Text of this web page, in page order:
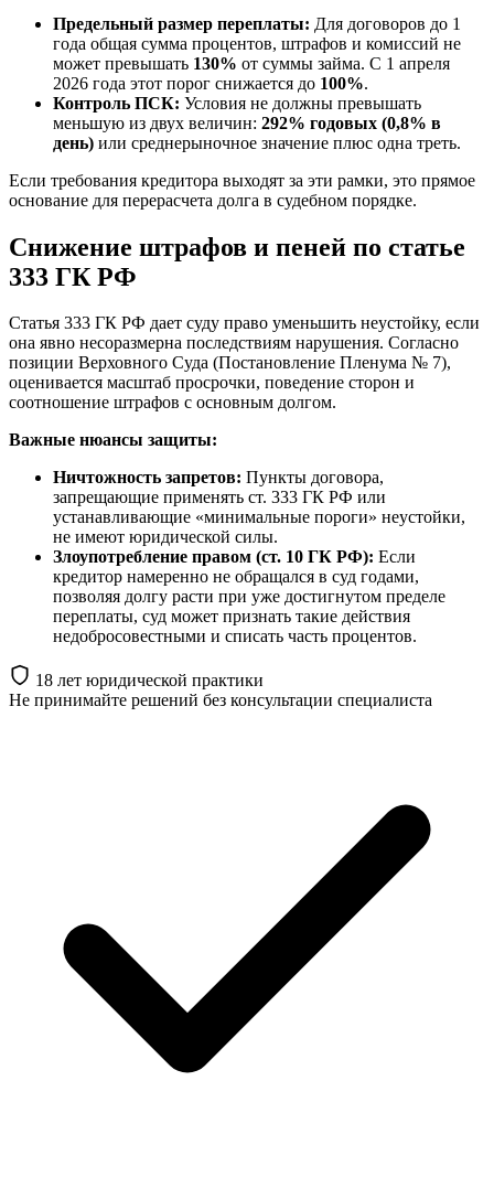
Предельный размер переплаты: Для договоров до 1
года общая сумма процентов, штрафов и комиссий не
может превышать 130% от суммы займа. С 1 апреля
2026 года этот порог снижается до 100%.
Контроль ПСК: Условия не должны превышать
меньшую из двух величин: 292% годовых (0,8% в
день) или среднерыночное значение плюс одна треть.
Если требования кредитора выходят за эти рамки, это прямое
основание для перерасчета долга в судебном порядке.
Снижение штрафов и пеней по статье
333 ГК РФ
Статья 333 ГК РФ дает суду право уменьшить неустойку, если
она явно несоразмерна последствиям нарушения. Согласно
позиции Верховного Суда (Постановление Пленума № 7),
оценивается масштаб просрочки, поведение сторон и
соотношение штрафов с основным долгом.
Важные нюансы защиты:
Ничтожность запретов: Пункты договора,
запрещающие применять ст. 333 ГК РФ или
устанавливающие «минимальные пороги» неустойки,
не имеют юридической силы.
Злоупотребление правом (ст. 10 ГК РФ): Если
кредитор намеренно не обращался в суд годами,
позволяя долгу расти при уже достигнутом пределе
переплаты, суд может признать такие действия
недобросовестными и списать часть процентов.
18 лет юридической практики
Не принимайте решений без консультации специалиста